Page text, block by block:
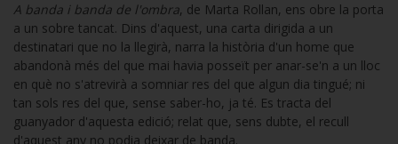
A banda i banda de l'ombra, de Marta Rollan, ens obre la porta
a un sobre tancat. Dins d'aquest, una carta dirigida a un
destinatari que no la llegirà, narra la història d'un home que
abandonà més del que mai havia posseït per anar-se'n a un lloc
en què no s'atrevirà a somniar res del que algun dia tingué; ni
tan sols res del que, sense saber-ho, ja té. Es tracta del
guanyador d'aquesta edició; relat que, sens dubte, el recull
d'aquest any no podia deixar de banda.